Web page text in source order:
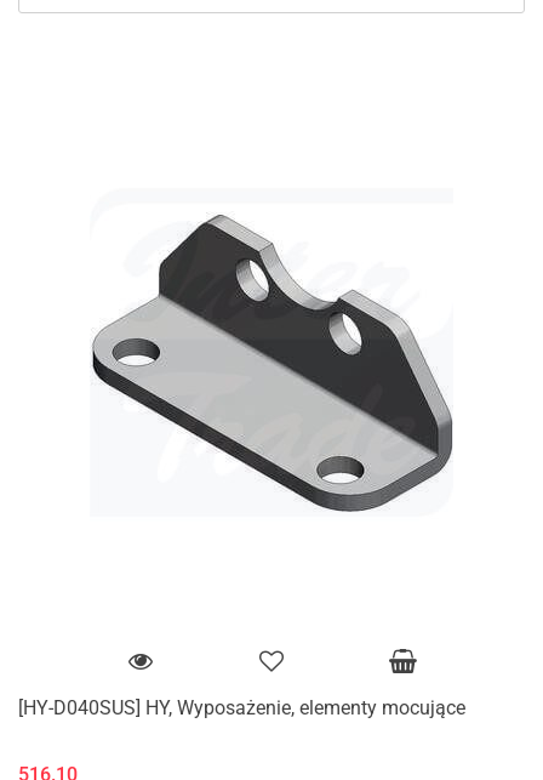
[HY-D040SUS] HY, Wyposażenie, elementy mocujące
516.10